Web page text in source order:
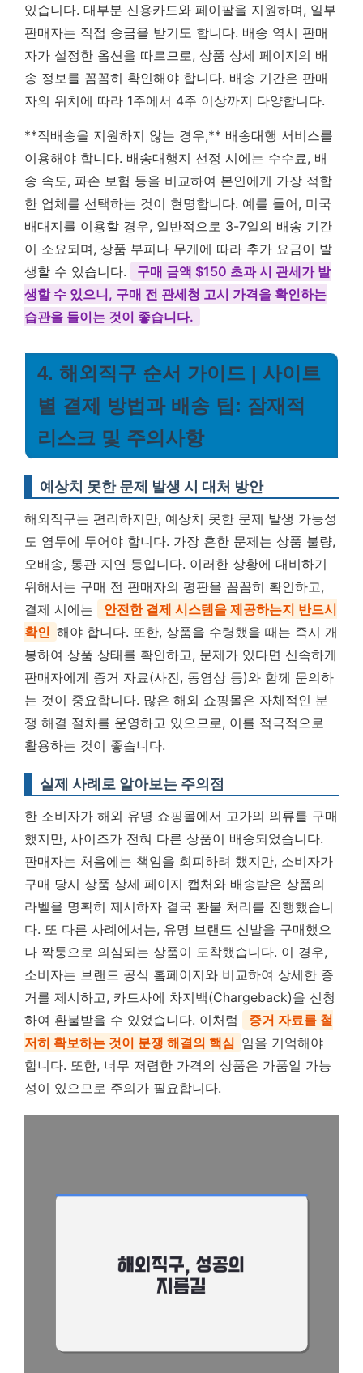
있습니다. 대부분 신용카드와 페이팔을 지원하며, 일부
판매자는 직접 송금을 받기도 합니다. 배송 역시 판매
자가 설정한 옵션을 따르므로, 상품 상세 페이지의 배
송 정보를 꼼꼼히 확인해야 합니다. 배송 기간은 판매
자의 위치에 따라 1주에서 4주 이상까지 다양합니다.
**직배송을 지원하지 않는 경우,** 배송대행 서비스를
이용해야 합니다. 배송대행지 선정 시에는 수수료, 배
송 속도, 파손 보험 등을 비교하여 본인에게 가장 적합
한 업체를 선택하는 것이 현명합니다. 예를 들어, 미국
배대지를 이용할 경우, 일반적으로 3-7일의 배송 기간
이 소요되며, 상품 부피나 무게에 따라 추가 요금이 발
생할 수 있습니다.
구매 금액 $150 초과 시 관세가 발
생할 수 있으니, 구매 전 관세청 고시 가격을 확인하는
습관을 들이는 것이 좋습니다.
4. 해외직구 순서 가이드 | 사이트
별 결제 방법과 배송 팁: 잠재적
리스크 및 주의사항
예상치 못한 문제 발생 시 대처 방안
해외직구는 편리하지만, 예상치 못한 문제 발생 가능성
도 염두에 두어야 합니다. 가장 흔한 문제는 상품 불량,
오배송, 통관 지연 등입니다. 이러한 상황에 대비하기
위해서는 구매 전 판매자의 평판을 꼼꼼히 확인하고,
결제 시에는
안전한 결제 시스템을 제공하는지 반드시
확인 해야 합니다. 또한, 상품을 수령했을 때는 즉시 개
봉하여 상품 상태를 확인하고, 문제가 있다면 신속하게
판매자에게 증거 자료(사진, 동영상 등)와 함께 문의하
는 것이 중요합니다. 많은 해외 쇼핑몰은 자체적인 분
쟁 해결 절차를 운영하고 있으므로, 이를 적극적으로
활용하는 것이 좋습니다.
실제 사례로 알아보는 주의점
한 소비자가 해외 유명 쇼핑몰에서 고가의 의류를 구매
했지만, 사이즈가 전혀 다른 상품이 배송되었습니다.
판매자는 처음에는 책임을 회피하려 했지만, 소비자가
구매 당시 상품 상세 페이지 캡처와 배송받은 상품의
라벨을 명확히 제시하자 결국 환불 처리를 진행했습니
다. 또 다른 사례에서는, 유명 브랜드 신발을 구매했으
나 짝퉁으로 의심되는 상품이 도착했습니다. 이 경우,
소비자는 브랜드 공식 홈페이지와 비교하여 상세한 증
거를 제시하고, 카드사에 차지백(Chargeback)을 신청
하여 환불받을 수 있었습니다. 이처럼
증거 자료를 철
저히 확보하는 것이 분쟁 해결의 핵심 임을 기억해야
합니다. 또한, 너무 저렴한 가격의 상품은 가품일 가능
성이 있으므로 주의가 필요합니다.